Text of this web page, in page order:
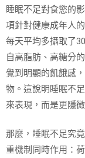
睡眠不足對食慾的
項針對健康成年人
每天平均多攝取了
自高脂肪、高糖分
覺到明顯的飢餓感
物。這說明睡眠不
來表現，而是更隱
那麼，睡眠不足究
重機制同時作用：